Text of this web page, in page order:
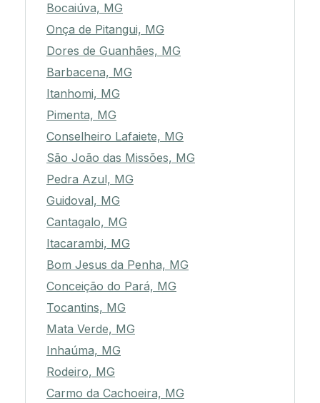
Bocaiúva, MG
Onça de Pitangui, MG
Dores de Guanhães, MG
Barbacena, MG
Itanhomi, MG
Pimenta, MG
Conselheiro Lafaiete, MG
São João das Missões, MG
Pedra Azul, MG
Guidoval, MG
Cantagalo, MG
Itacarambi, MG
Bom Jesus da Penha, MG
Conceição do Pará, MG
Tocantins, MG
Mata Verde, MG
Inhaúma, MG
Rodeiro, MG
Carmo da Cachoeira, MG